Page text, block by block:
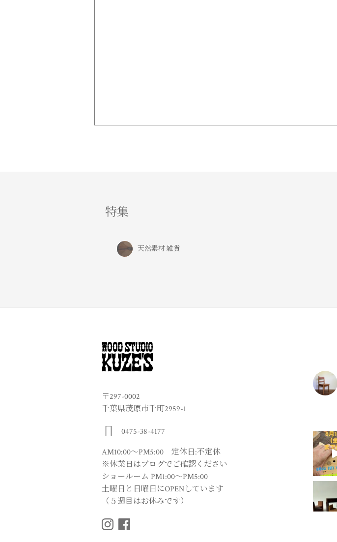
特集
天然素材 雑貨
〒297-0002
千葉県茂原市千町2959-1
0475-38-4177
AM10:00〜PM5:00 定休日:不定休
※休業日はブログでご確認ください
ショールーム PM1:00〜PM5:00
土曜日と日曜日にOPENしています
（５週目はお休みです）